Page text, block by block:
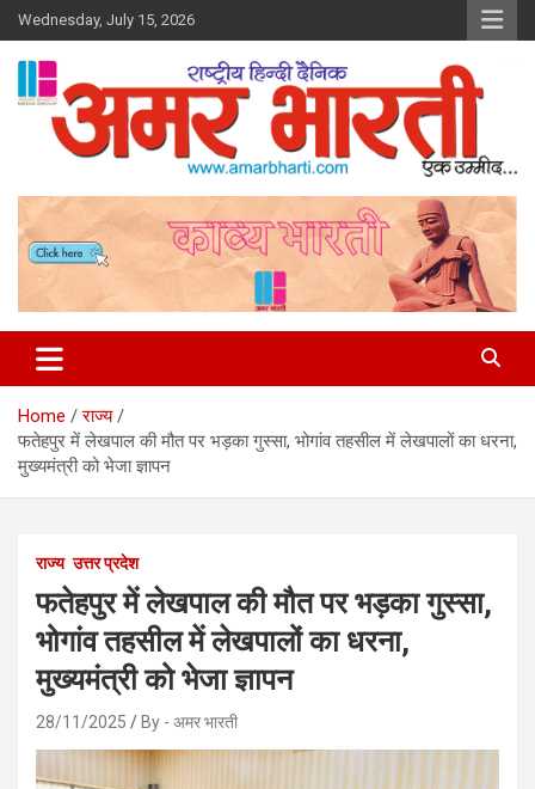
Skip
to
content
Wednesday, July 15, 2026
Amar Bharti Media Group
Home
राज्य
फतेहपुर में लेखपाल की मौत पर भड़का गुस्सा, भोगांव तहसील में लेखपालों का धरना,
मुख्यमंत्री को भेजा ज्ञापन
राज्य उत्तर प्रदेश
फतेहपुर में लेखपाल की मौत पर भड़का गुस्सा,
भोगांव तहसील में लेखपालों का धरना,
मुख्यमंत्री को भेजा ज्ञापन
28/11/2025 By - अमर भारती